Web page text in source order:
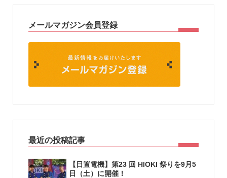
メールマガジン会員登録
最近の投稿記事
【日置電機】第23 回 HIOKI 祭りを9月5
日（土）に開催！